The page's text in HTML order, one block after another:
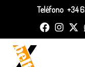
Teléfono +34